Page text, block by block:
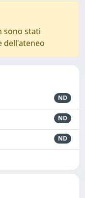
sono stati
dell'ateneo
ND
ND
ND